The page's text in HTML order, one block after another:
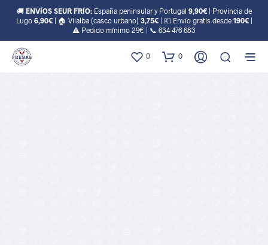
🚚 ENVÍOS SEUR FRÍO:España peninsular y Portugal 9,90€| Provincia de
Lugo 6,90€| 🏠 Vilalba (casco urbano) 3,75€| 💶 Envío gratis desde 190€|
⚠️ Pedido mínimo 29€ | 📞 634 476 683
0 0